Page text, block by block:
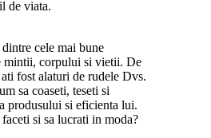
de viata.
cele mai bune
mintii, corpului si vietii. De
fost alaturi de rudele Dvs.
sa coaseti, teseti si
produsului si eficienta lui.
si sa lucrati in moda?